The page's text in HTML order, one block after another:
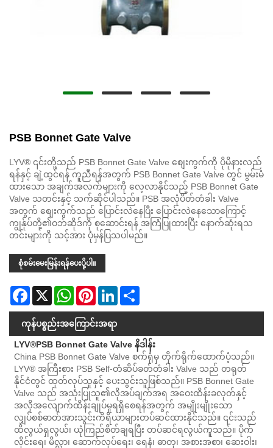
PSB Bonnet Gate Valve
LYV® ၎င်းတို့သည် PSB Bonnet Gate Valve စျေးကွက်ကို ပိုမိုနားလည်
ရန်နှင့် ချဲ့ထွင်ရန် ကူညီရန်အတွက် PSB Bonnet Gate Valve တွင် မွမ်းမံ
ထားသော အချက်အလက်များကို လေ့လာနိုင်သည့် PSB Bonnet Gate
Valve သတင်းနှင့် သက်ဆိုင်ပါသည်။ PSB အလုံပိတ်တံခါး Valve
အတွက် စျေးကွက်သည် ပြောင်းလဲနေပြီး ပြောင်းလဲနေသောကြောင့်
ကျွန်ုပ်တို့၏ဝဘ်ဆိုဒ်ကို စုဆောင်းရန် အကြံပြုထားပြီး နောက်ဆုံးရသ
တင်းများကို သင့်အား ပုံမှန်ပြသပါမည်။
စုံစမ်းမေးမြန်းရန်ပေးပို့ပါ။
Facebook
X WhatsAppPinterestLinkedIn
ကုန်ပစ္စည်းအကြောင်းအရာ
LYV®PSB Bonnet Gate Valve နိဒါန်း
China PSB Bonnet Gate Valve စက်ရုံမှ တိုက်ရိုက်ထောက်ပံ့သည်။
LYV® အကြီးစား PSB Self-တံဆိပ်ခတ်တံခါး Valve သည် တရုတ်
နိုင်ငံတွင် ထုတ်လုပ်သူနှင့် ပေးသွင်းသူဖြစ်သည်။ PSB Bonnet Gate
Valve သည် အသုံးပြုသူ၏လိုအပ်ချက်အရ အဝေးထိန်းခလုတ်နှင့်
အလိုအလျောက်ထိန်းချုပ်မှုရရှိစေရန်အတွက် အမျိုးမျိုးသော
လျှပ်စစ်ဓာတ်အားသွင်းကိရိယာများတပ်ဆင်ထားနိုင်သည်။ ၎င်းသည်
ထိလွယ်ရှလွယ်၊ ယုံကြည်စိတ်ချရပြီး တပ်ဆင်ရလွယ်ကူသည်။ ပိုက်
လိုင်းရေ၊ မိလ္လာ၊ ဆောက်လုပ်ရေး၊ ရေနံ၊ ဓာတု၊ အစားအစာ၊ ဆေးဝါး၊